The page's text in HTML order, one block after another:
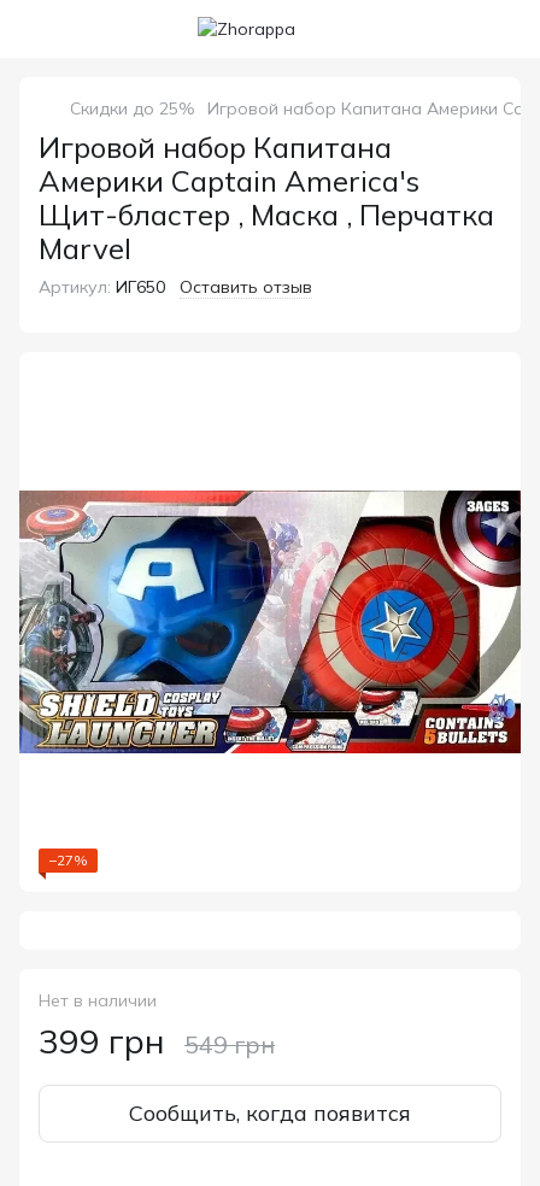
Скидки до 25% Игровой набор Капитана Америки
Игровой набор Капитана
Америки Captain America's
Щит-бластер , Маска , Перчатка
Marvel
Артикул: ИГ650 Оставить отзыв
−27%
Нет в наличии
399 грн 549 грн
Сообщить, когда появится